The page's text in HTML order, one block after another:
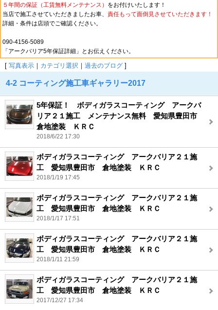
５年間の保証（工賃無料メンテナンス） をお付けいたします！
当店で施工させていただきましたお車、 責任もって面倒見させていただきます！
詳細・条件は店頭でご確認ください。
090-4156-5089
「アークバリア5年保証詳細」とお伝えください。
[ 写真表示 ｜ カテゴリ選択 ｜ 過去のブログ ]
4-2 コーティング施工車ギャラリー2017
5年保証！ ボディガラスコーティング アークバ
リア２１施工 メンテナンス無料 愛知県豊田市
倉地塗装 ＫＲＣ
2018/6/22 17:30
ボディガラスコーティング アークバリア２１施
工 愛知県豊田市 倉地塗装 ＫＲＣ
2018/1/19 17:45
ボディガラスコーティング アークバリア２１施
工 愛知県豊田市 倉地塗装 ＫＲＣ
2018/1/17 17:51
ボディガラスコーティング アークバリア２１施
工 愛知県豊田市 倉地塗装 ＫＲＣ
2018/1/11 21:59
ボディガラスコーティング アークバリア２１施
工 愛知県豊田市 倉地塗装 ＫＲＣ
2017/12/27 17:34